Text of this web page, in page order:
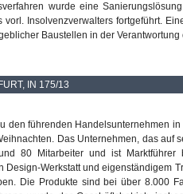
wurde eine
Insolvenzverwalters fortgeführt.
Baustellen in der
IN 175/13
den führenden Handelsunternehmen
Das Unternehmen, das auf
80 Mitarbeiter und ist
Design-Werkstatt und eigenständigem
Die Produkte sind bei über 8.000